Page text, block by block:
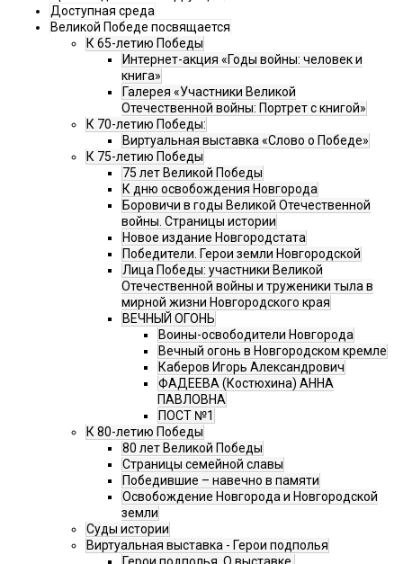
Доступная среда
Великой Победе посвящается
К 65-летию Победы
Интернет-акция «Годы войны: человек и
книга»
Галерея «Участники Великой
Отечественной войны: Портрет с книгой»
К 70-летию Победы:
Виртуальная выставка «Слово о Победе»
К 75-летию Победы
75 лет Великой Победы
К дню освобождения Новгорода
Боровичи в годы Великой Отечественной
войны. Страницы истории
Новое издание Новгородстата
Победители. Герои земли Новгородской
Лица Победы: участники Великой
Отечественной войны и труженики тыла в
мирной жизни Новгородского края
ВЕЧНЫЙ ОГОНЬ
Воины-освободители Новгорода
Вечный огонь в Новгородском кремле
Каберов Игорь Александрович
ФАДЕЕВА (Костюхина) АННА
ПАВЛОВНА
ПОСТ №1
К 80-летию Победы
80 лет Великой Победы
Страницы семейной славы
Победившие – навечно в памяти
Освобождение Новгорода и Новгородской
земли
Суды истории
Виртуальная выставка - Герои подполья